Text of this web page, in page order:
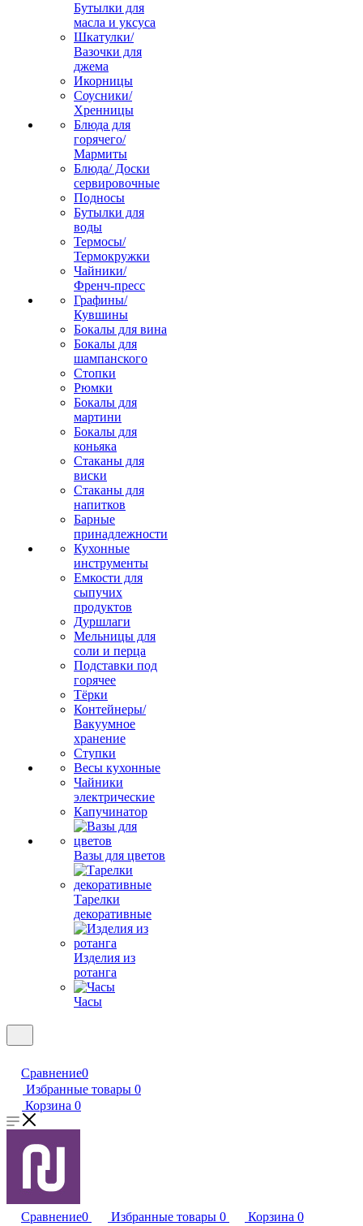
Бутылки для
масла и уксуса
Шкатулки/
Вазочки для
джема
Икорницы
Соусники/
Хренницы
Блюда для
горячего/
Мармиты
Блюда/ Доски
сервировочные
Подносы
Бутылки для
воды
Термосы/
Термокружки
Чайники/
Френч-пресс
Графины/
Кувшины
Бокалы для вина
Бокалы для
шампанского
Стопки
Рюмки
Бокалы для
мартини
Бокалы для
коньяка
Стаканы для
виски
Стаканы для
напитков
Барные
принадлежности
Кухонные
инструменты
Емкости для
сыпучих
продуктов
Дуршлаги
Мельницы для
соли и перца
Подставки под
горячее
Тёрки
Контейнеры/
Вакуумное
хранение
Ступки
Весы кухонные
Чайники
электрические
Капучинатор
Вазы для цветов
Тарелки
декоративные
Изделия из
ротанга
Часы
Сравнение0
Избранные товары 0
Корзина 0
Сравнение0 Избранные товары 0 Корзина 0